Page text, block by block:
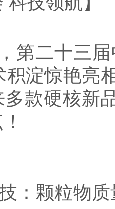
第二十三
积淀惊艳亮
多款硬核新
技：颗粒物